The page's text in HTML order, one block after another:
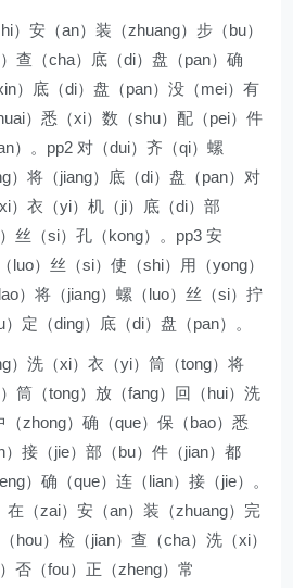
）安（an）装（zhuang）步（bu）
查（cha）底（di）盘（pan）确
）底（di）盘（pan）没（mei）有
）悉（xi）数（shu）配（pei）件
）。pp2 对（dui）齐（qi）螺
）将（jiang）底（di）盘（pan）对
）衣（yi）机（ji）底（di）部
丝（si）孔（kong）。pp3 安
luo）丝（si）使（shi）用（yong）
）将（jiang）螺（luo）丝（si）拧
）定（ding）底（di）盘（pan）。
）洗（xi）衣（yi）筒（tong）将
筒（tong）放（fang）回（hui）洗
（zhong）确（que）保（bao）悉
）接（jie）部（bu）件（jian）都
）确（que）连（lian）接（jie）。
在（zai）安（an）装（zhuang）完
hou）检（jian）查（cha）洗（xi）
否（fou）正（zheng）常